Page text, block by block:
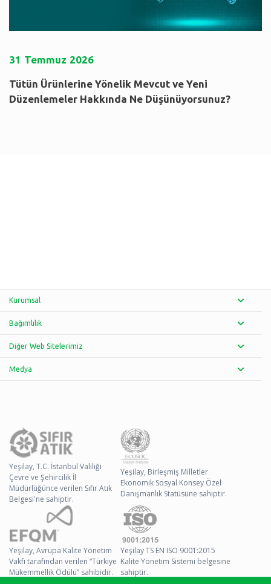
31 Temmuz 2026
Tütün Ürünlerine Yönelik Mevcut ve Yeni
Düzenlemeler Hakkında Ne Düşünüyorsunuz?
Kurumsal
Bağımlılık
Diğer Web Sitelerimiz
Medya
Yeşilay, T.C. İstanbul Valiliği
Çevre ve Şehircilik İl
Müdürlüğünce verilen Sıfır Atık
Belgesi'ne sahiptir.
Yeşilay, Birleşmiş Milletler
Ekonomik Sosyal Konsey Özel
Danışmanlık Statüsüne sahiptir.
Yeşilay, Avrupa Kalite Yönetim
Vakfı tarafından verilen “Türkiye
Mükemmellik Ödülü” sahibidir.
Yeşilay TS EN ISO 9001:2015
Kalite Yönetim Sistemi belgesine
sahiptir.